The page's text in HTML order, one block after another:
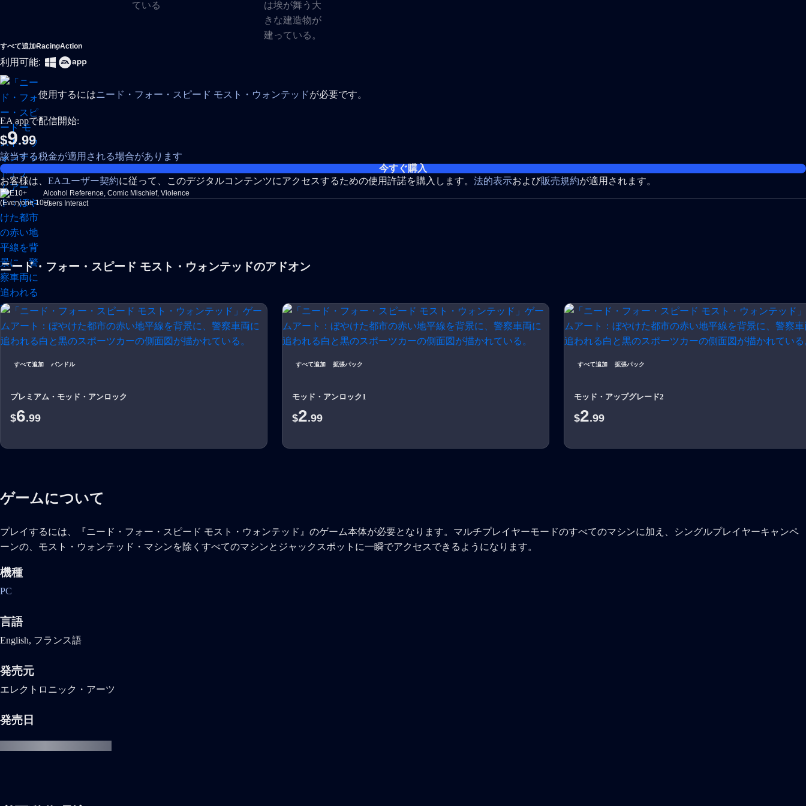
すべて追加RacingAction
利用可能:
使用するにはニード・フォー・スピード モスト・ウォンテッドが必要です。
EA appで配信開始:
$9.99
該当する税金が適用される場合があります
今すぐ購入
お客様は、 EAユーザー契約に従って、このデジタルコンテンツにアクセスするための使用許諾を購入します。 法的表示および販売規約が適用されます。
Alcohol Reference, Comic Mischief, Violence
Users Interact
ニード・フォー・スピード モスト・ウォンテッドのアドオン
すべて追加 バンドル
プレミアム・モッド・アンロック
$6.99
すべて追加 拡張パック
モッド・アンロック1
$2.99
すべて追加 拡張パック
モッド・アップグレード2
$2.99
ゲームについて
プレイするには、『ニード・フォー・スピード モスト・ウォンテッド』のゲーム本体が必要となります。マルチプレイヤーモードのすべてのマシンに加え、シングルプレイヤーキャンペ
ーンの、モスト・ウォンテッド・マシンを除くすべてのマシンとジャックスポットに一瞬でアクセスできるようになります。
機種
PC
言語
English, フランス語
発売元
エレクトロニック・アーツ
発売日